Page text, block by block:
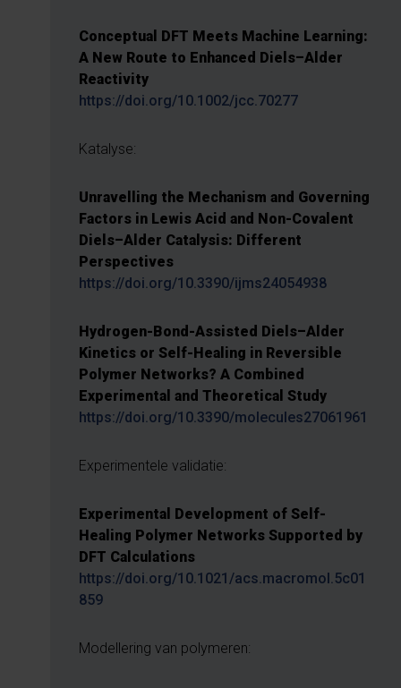
Conceptual DFT Meets Machine Learning:
A New Route to Enhanced Diels–Alder
Reactivity
https://doi.org/10.1002/jcc.70277
Katalyse:
Unravelling the Mechanism and Governing
Factors in Lewis Acid and Non-Covalent
Diels–Alder Catalysis: Different
Perspectives
https://doi.org/10.3390/ijms24054938
Hydrogen-Bond-Assisted Diels–Alder
Kinetics or Self-Healing in Reversible
Polymer Networks? A Combined
Experimental and Theoretical Study
https://doi.org/10.3390/molecules27061961
Experimentele validatie:
Experimental Development of Self-
Healing Polymer Networks Supported by
DFT Calculations
https://doi.org/10.1021/acs.macromol.5c01
859
Modellering van polymeren: